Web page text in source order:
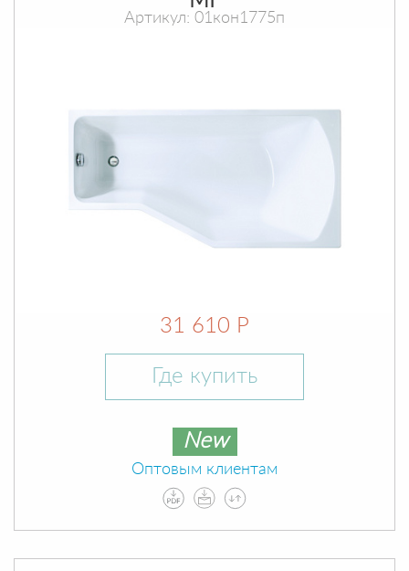
Артикул: 01кон1775п
31 610 Р
Где купить
New
Оптовым клиентам